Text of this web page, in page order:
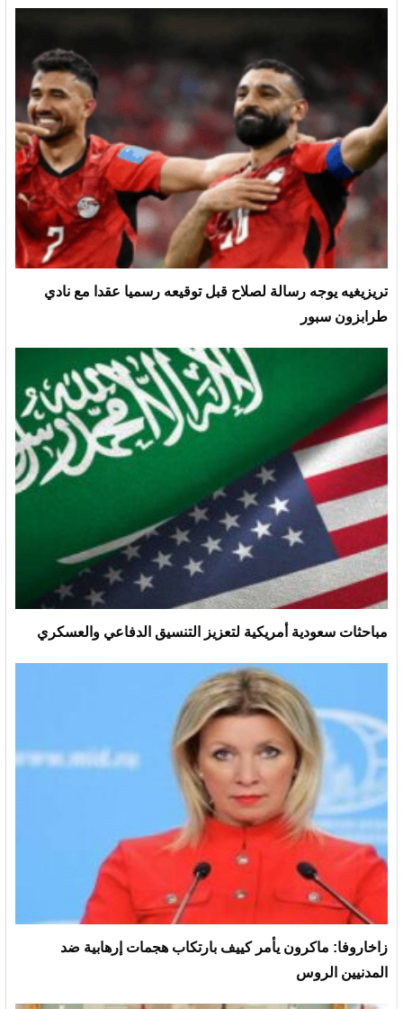
تريزيغيه يوجه رسالة لصلاح قبل توقيعه رسميا عقدا مع نادي
طرابزون سبور
مباحثات سعودية أمريكية لتعزيز التنسيق الدفاعي والعسكري
زاخاروفا: ماكرون يأمر كييف بارتكاب هجمات إرهابية ضد
المدنيين الروس